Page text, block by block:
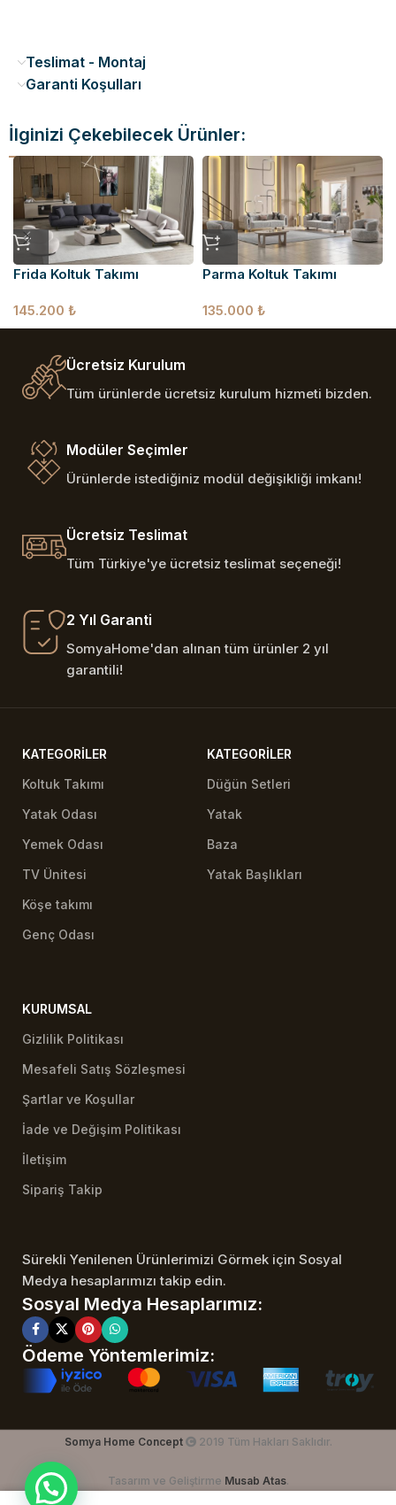
Teslimat - Montaj
Garanti Koşulları
İlginizi Çekebilecek Ürünler:
Frida Koltuk Takımı
145.200 ₺
Parma Koltuk Takımı
135.000 ₺
Ücretsiz Kurulum
Tüm ürünlerde ücretsiz kurulum hizmeti bizden.
Modüler Seçimler
Ürünlerde istediğiniz modül değişikliği imkanı!
Ücretsiz Teslimat
Tüm Türkiye'ye ücretsiz teslimat seçeneği!
2 Yıl Garanti
SomyaHome'dan alınan tüm ürünler 2 yıl
garantili!
KATEGORILER
Koltuk Takımı
Yatak Odası
Yemek Odası
TV Ünitesi
Köşe takımı
Genç Odası
KATEGORILER
Düğün Setleri
Yatak
Baza
Yatak Başlıkları
KURUMSAL
Gizlilik Politikası
Mesafeli Satış Sözleşmesi
Şartlar ve Koşullar
İade ve Değişim Politikası
İletişim
Sipariş Takip
Sürekli Yenilenen Ürünlerimizi Görmek için Sosyal
Medya hesaplarımızı takip edin.
Sosyal Medya Hesaplarımız:
Ödeme Yöntemlerimiz:
Somya Home Concept 2019 Tüm Hakları Saklıdır.
Tasarım ve Geliştirme Musab Atas.